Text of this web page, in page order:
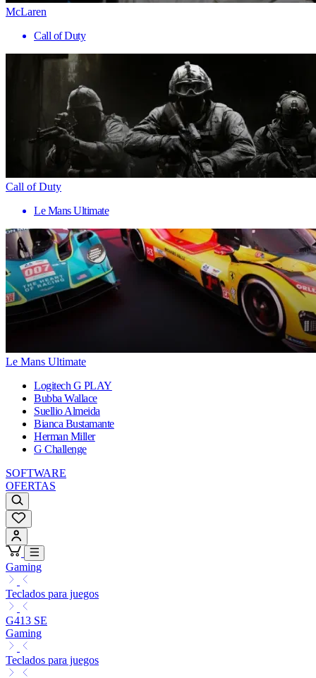
McLaren
Call of Duty
Call of Duty
Le Mans Ultimate
Le Mans Ultimate
Logitech G PLAY
Bubba Wallace
Suellio Almeida
Bianca Bustamante
Herman Miller
G Challenge
SOFTWARE
OFERTAS
Gaming
Teclados para juegos
G413 SE
Gaming
Teclados para juegos